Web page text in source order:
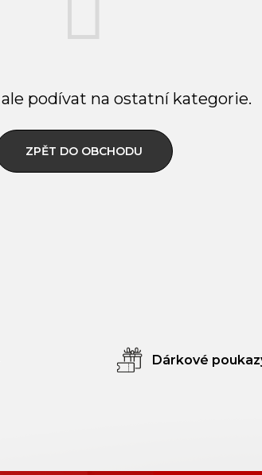
podívat na ostatní kategorie.
ZPĚT DO OBCHODU
Dárkové